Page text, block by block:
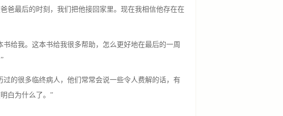
爸最后的时刻，我们把他接回家里。现在我相信他存在在
给我。这本书给我很多帮助，怎么更好地在最后的一周
的很多临终病人，他们常常会说一些令人费解的话，有
白为什么了。”